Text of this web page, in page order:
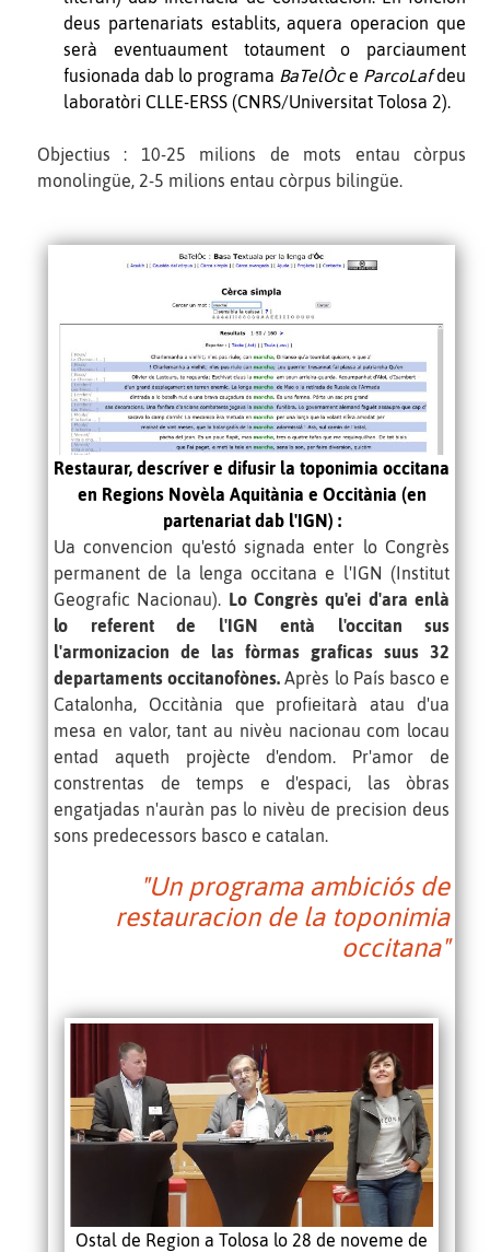
deus partenariats establits, aquera operacion que
serà eventuaument totaument o parciaument
fusionada dab lo programa BaTelÒce ParcoLafdeu
laboratòri CLLE-ERSS (CNRS/Universitat Tolosa 2).
Objectius : 10-25 milions de mots entau còrpus
monolingüe, 2-5 milions entau còrpus bilingüe.
Restaurar, descríver e difusir la toponimia occitana
en Regions Novèla Aquitània e Occitània (en
partenariat dab l'IGN) :
Ua convencion qu'estósignada enter lo Congrès
permanent de la lenga occitana e l'IGN (Institut
Geografic Nacionau). Lo Congrès qu'ei d'ara enlà
lo referent de l'IGN entà l'occitan sus
l'armonizacion de las fòrmas graficas suus 32
departaments occitanofònes. Après lo País basco e
Catalonha, Occitània que profieitarà atau d'ua
mesa en valor, tant au nivèu nacionau com locau
entad aqueth projècte d'endom. Pr'amor de
constrentas de temps e d'espaci, las òbras
engatjadas n'auràn pas lo nivèu de precision deus
sons predecessors basco e catalan.
"Un programa ambiciós de
restauracion de la toponimia
occitana"
Ostal de Region a Tolosa lo 28 de noveme de